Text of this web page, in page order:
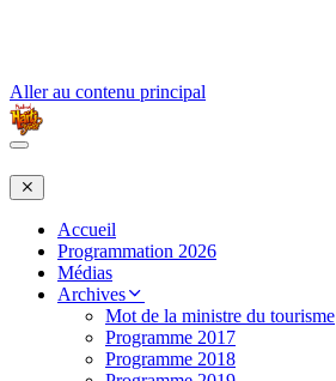
Aller au contenu principal
Accueil
Programmation 2026
Médias
Archives
Mot de la ministre du tourisme
Programme 2017
Programme 2018